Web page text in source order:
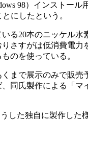
98）インストー
にしたという。
る20本のニッケル水
さすがは低消費電
のを使っている。
まで展示のみで販
同氏製作による「
した独自に製作した